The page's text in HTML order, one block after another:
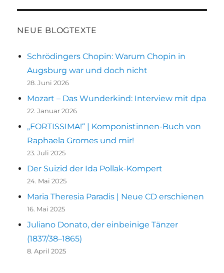
NEUE BLOGTEXTE
Schrödingers Chopin: Warum Chopin in
Augsburg war und doch nicht
28. Juni 2026
Mozart – Das Wunderkind: Interview mit dpa
22. Januar 2026
„FORTISSIMA!“ | Komponistinnen-Buch von
Raphaela Gromes und mir!
23. Juli 2025
Der Suizid der Ida Pollak-Kompert
24. Mai 2025
Maria Theresia Paradis | Neue CD erschienen
16. Mai 2025
Juliano Donato, der einbeinige Tänzer
(1837/38–1865)
8. April 2025